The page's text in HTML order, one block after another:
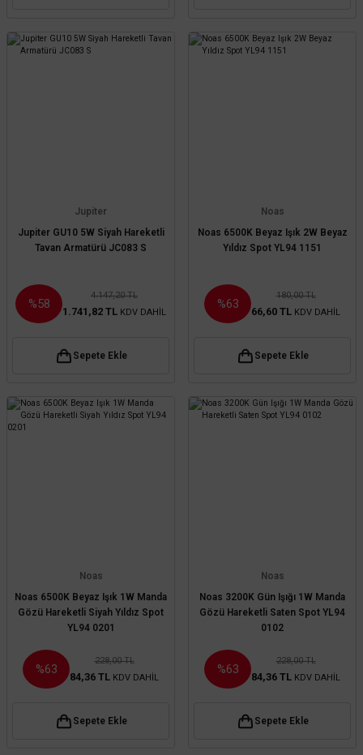
Jupiter
Jupiter GU10 5W Siyah Hareketli
Tavan Armatürü JC083 S
%58
4.147,20 TL
1.741,82 TL KDV DAHİL
Sepete Ekle
Noas
Noas 6500K Beyaz Işık 2W Beyaz
Yıldız Spot YL94 1151
%63
180,00 TL
66,60 TL KDV DAHİL
Sepete Ekle
Noas
Noas 6500K Beyaz Işık 1W Manda
Gözü Hareketli Siyah Yıldız Spot
YL94 0201
%63
228,00 TL
84,36 TL KDV DAHİL
Sepete Ekle
Noas
Noas 3200K Gün Işığı 1W Manda
Gözü Hareketli Saten Spot YL94
0102
%63
228,00 TL
84,36 TL KDV DAHİL
Sepete Ekle